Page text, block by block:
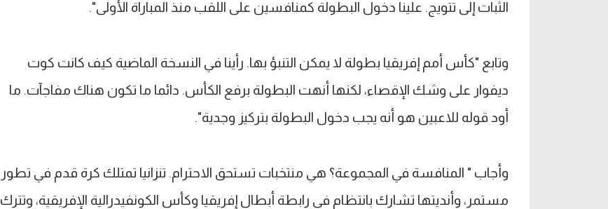
الثبات إلى تتويج. علينا دخول البطولة كمنافسين على اللقب منذ المباراة الأولى".
وتابع "كأس أمم إفريقيا بطولة لا يمكن التنبؤ بها. رأينا في النسخة الماضية كيف كانت كوت
ديفوار على وشك الإقصاء، لكنها أنهت البطولة برفع الكأس. دائما ما تكون هناك مفاجآت. ما
أود قوله للاعبين هو أنه يجب دخول البطولة بتركيز وجدية".
وأجاب " المنافسة في المجموعة؟ هي منتخبات تستحق الاحترام. تنزانيا تمتلك كرة قدم في تطور
مستمر، وأنديتها تشارك بانتظام في رابطة أبطال إفريقيا وكأس الكونفيدرالية الإفريقية، وتترك